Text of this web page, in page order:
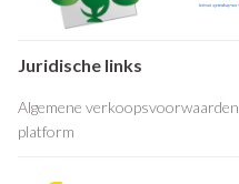
Juridische links
Algemene verkoopsvoorwaarden
platform